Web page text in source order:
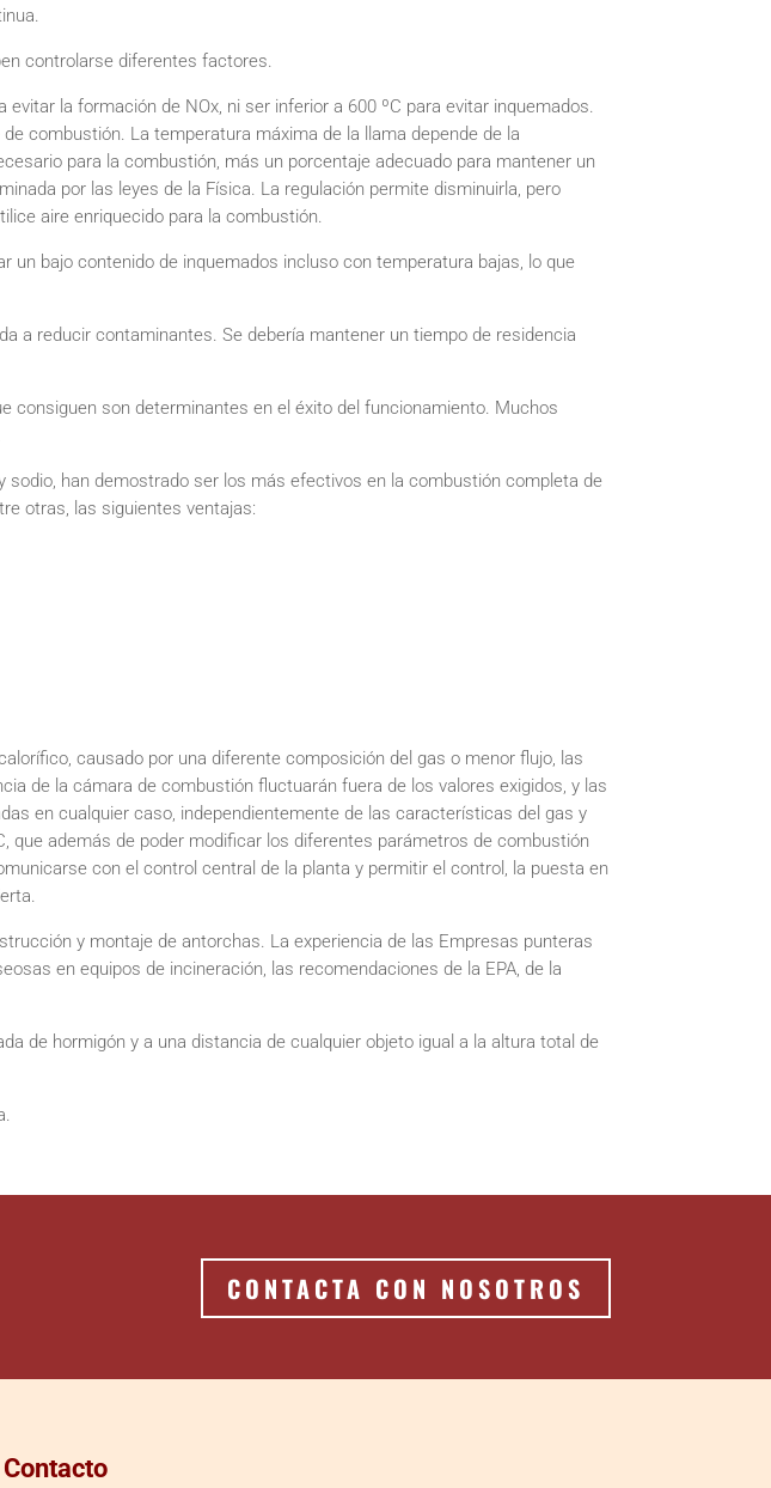
controlarse diferentes factores.
la formación de NOx, ni ser inferior a 600 ºC para evitar inquemados.
combustión. La temperatura máxima de la llama depende de la
para la combustión, más un porcentaje adecuado para mantener un
por las leyes de la Física. La regulación permite disminuirla, pero
aire enriquecido para la combustión.
bajo contenido de inquemados incluso con temperatura bajas, lo que
a reducir contaminantes. Se debería mantener un tiempo de residencia
consiguen son determinantes en el éxito del funcionamiento. Muchos
han demostrado ser los más efectivos en la combustión completa de
otras, las siguientes ventajas:
causado por una diferente composición del gas o menor flujo, las
de la cámara de combustión fluctuarán fuera de los valores exigidos, y las
en cualquier caso, independientemente de las características del gas y
que además de poder modificar los diferentes parámetros de combustión
con el control central de la planta y permitir el control, la puesta en
y montaje de antorchas. La experiencia de las Empresas punteras
en equipos de incineración, las recomendaciones de la EPA, de la
de hormigón y a una distancia de cualquier objeto igual a la altura total de
CONTACTA CON NOSOTROS
Contacto